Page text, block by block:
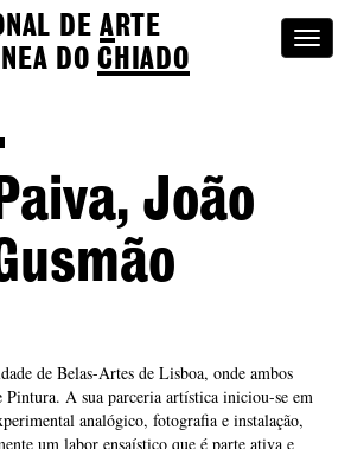
DEA RTE
DOCHIADO
João
de Belas-Artes de Lisboa, onde ambos
Pintura. A sua parceria artística iniciou-se em
analógico, fotografia e instalação,
um labor ensaístico que é parte ativa e